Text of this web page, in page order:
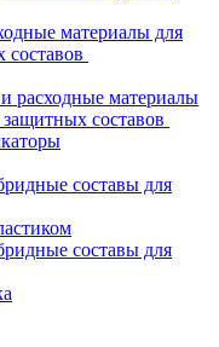
материалы для
составов
расходные материалы
составов
составы для
составы для